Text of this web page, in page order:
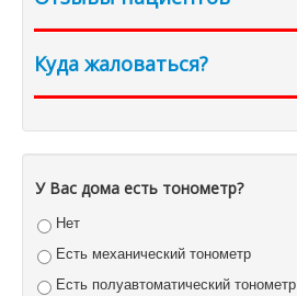
Куда жаловаться?
У Вас дома есть тонометр?
Нет
Есть механический тонометр
Есть полуавтоматический тонометр